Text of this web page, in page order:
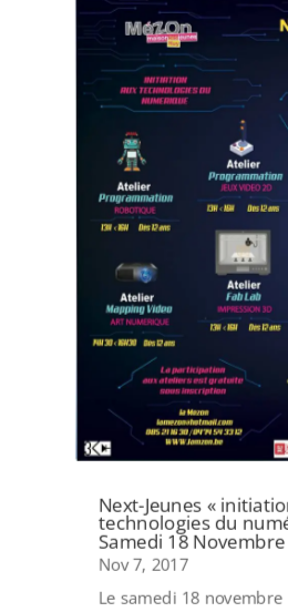
Next-Jeunes «
technologies du
Samedi 18 Novembre
Nov 7, 2017
Le samedi 18 novembre